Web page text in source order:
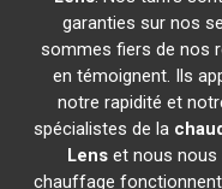
garanties sur nos
sommes fiers de nos
en témoignent. Ils
notre rapidité et
spécialistes de la
Lenset nous nous
chauffage